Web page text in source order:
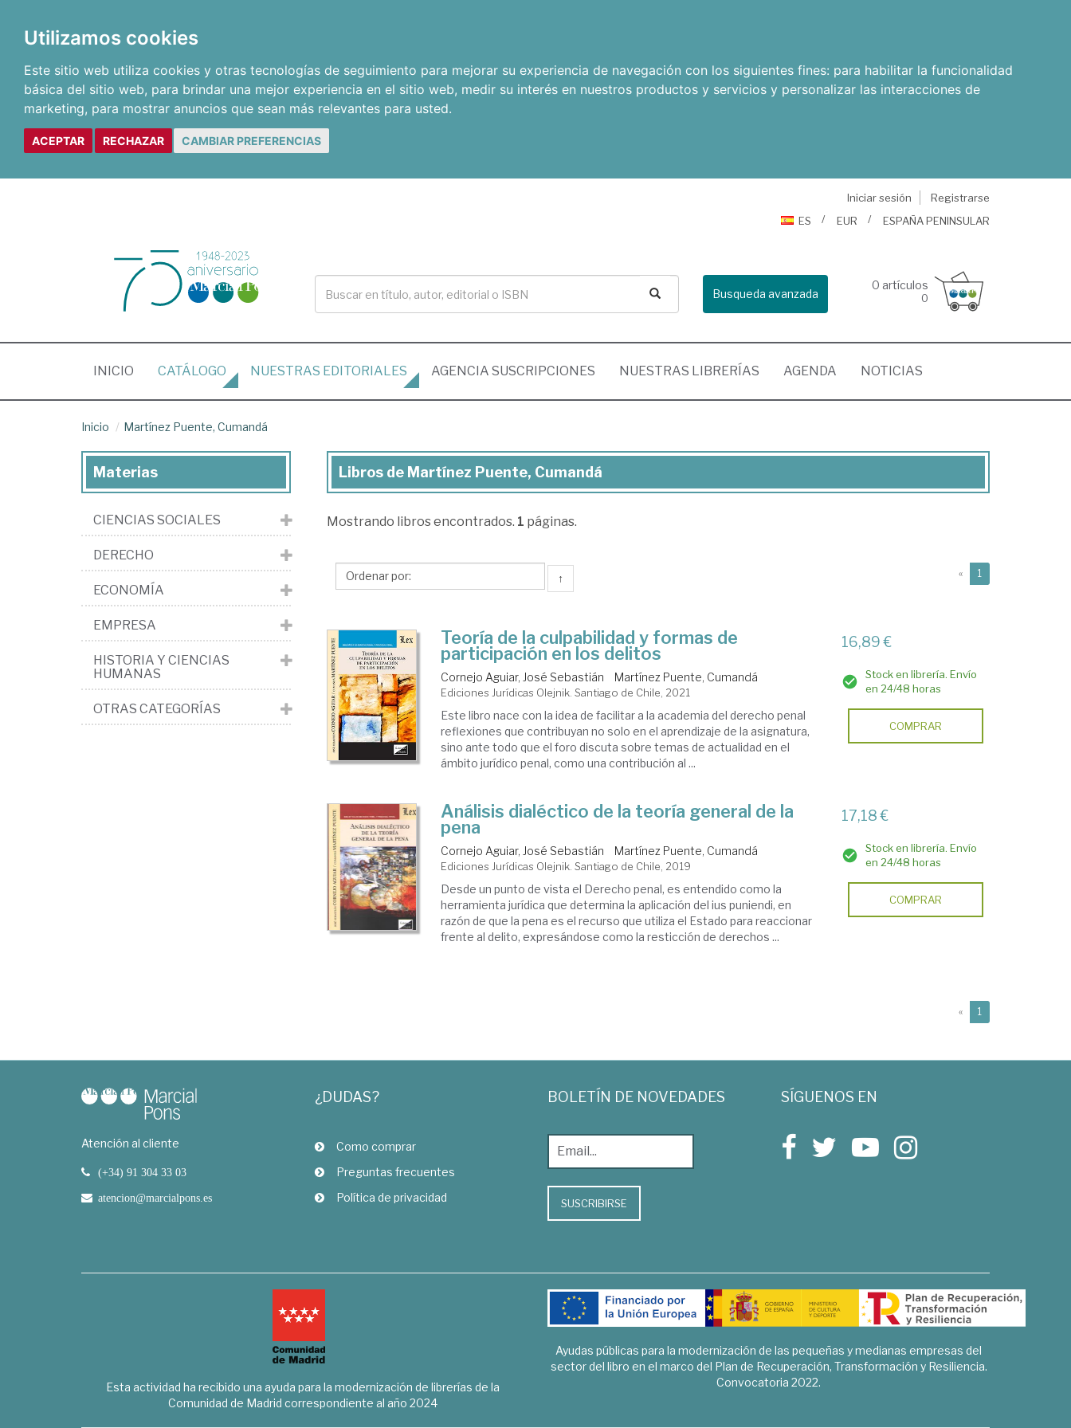
Utilizamos cookies
Este sitio web utiliza cookies y otras tecnologías de seguimiento para mejorar su experiencia de navegación con los siguientes fines: para habilitar la funcionalidad
básica del sitio web, para brindar una mejor experiencia en el sitio web, medir su interés en nuestros productos y servicios y personalizar las interacciones de
marketing, para mostrar anuncios que sean más relevantes para usted.
ACEPTAR RECHAZAR CAMBIAR PREFERENCIAS
Iniciar sesión
Registrarse
ES
EUR ESPAÑA PENINSULAR
Busqueda avanzada
0 artículos
0
INICIO (CURRENT)
CATÁLOGO NUESTRAS EDITORIALES AGENCIA SUSCRIPCIONES NUESTRAS LIBRERÍAS AGENDA NOTICIAS
Inicio Martínez Puente, Cumandá
Libros
Martínez
Cumandá
Libros de Martínez Puente, Cumandá
Mostrando libros encontrados. 1 páginas.
↑ « 1
Teoría de la culpabilidad y formas de
participación en los delitos
Cornejo Aguiar, José Sebastián Martínez Puente, Cumandá
Ediciones Jurídicas Olejnik. Santiago de Chile, 2021
Este libro nace con la idea de facilitar a la academia del derecho penal
reflexiones que contribuyan no solo en el aprendizaje de la asignatura,
sino ante todo que el foro discuta sobre temas de actualidad en el
ámbito jurídico penal, como una contribución al ...
16,89 €
Stock en librería. Envío
en 24/48 horas
COMPRAR
Análisis dialéctico de la teoría general de la
pena
Cornejo Aguiar, José Sebastián Martínez Puente, Cumandá
Ediciones Jurídicas Olejnik. Santiago de Chile, 2019
Desde un punto de vista el Derecho penal, es entendido como la
herramienta jurídica que determina la aplicación del ius puniendi, en
razón de que la pena es el recurso que utiliza el Estado para reaccionar
frente al delito, expresándose como la resticción de derechos ...
17,18 €
Stock en librería. Envío
en 24/48 horas
COMPRAR
« 1
Materias
CIENCIAS SOCIALES
DERECHO
ECONOMÍA
EMPRESA
HISTORIA Y CIENCIAS
HUMANAS
OTRAS CATEGORÍAS
Atención al cliente
(+34) 91 304 33 03
atencion@marcialpons.es
¿DUDAS?
Como comprar
Preguntas frecuentes
Política de privacidad
BOLETÍN DE NOVEDADES
SUSCRIBIRSE
SÍGUENOS EN
Esta actividad ha recibido una ayuda para la modernización de librerías de la
Comunidad de Madrid correspondiente al año 2024
Ayudas públicas para la modernización de las pequeñas y medianas empresas del
sector del libro en el marco del Plan de Recuperación, Transformación y Resiliencia.
Convocatoria 2022.